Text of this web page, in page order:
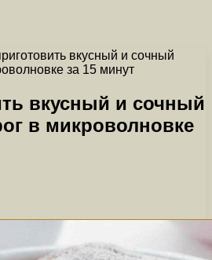
вкусный и сочный
за 15 минут
вкусный и сочный
в микроволновке